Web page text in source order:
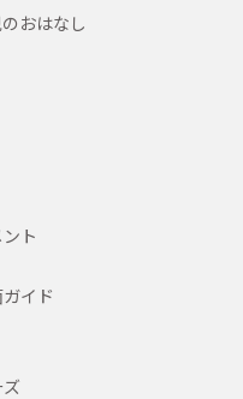
おはなし
ト
イド